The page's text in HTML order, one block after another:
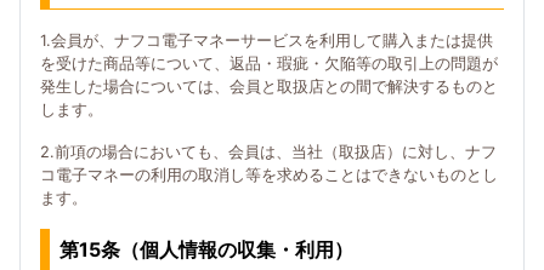
1.会員が、ナフコ電子マネーサービスを利用して購入または提供
を受けた商品等について、返品・瑕疵・欠陥等の取引上の問題が
発生した場合については、会員と取扱店との間で解決するものと
します。
2.前項の場合においても、会員は、当社（取扱店）に対し、ナフ
コ電子マネーの利用の取消し等を求めることはできないものとし
ます。
第15条（個人情報の収集・利用）